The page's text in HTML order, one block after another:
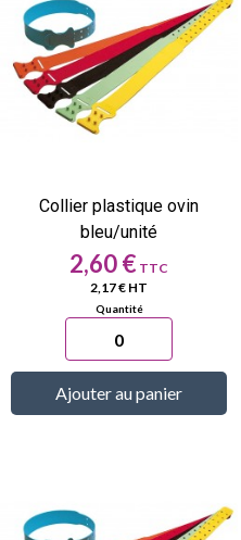
Collier plastique ovin
bleu/unité
Prix
2,60 €
2,17 € HT
Ajouter au panier